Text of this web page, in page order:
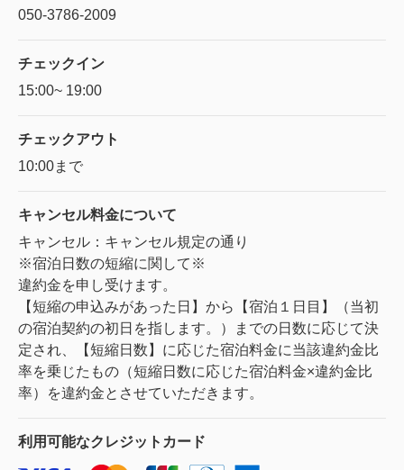
050-3786-2009
チェックイン
15:00~ 19:00
チェックアウト
10:00まで
キャンセル料金について
キャンセル：キャンセル規定の通り
※宿泊日数の短縮に関して※
違約金を申し受けます。
【短縮の申込みがあった日】から【宿泊１日目】（当初
の宿泊契約の初日を指します。）までの日数に応じて決
定され、【短縮日数】に応じた宿泊料金に当該違約金比
率を乗じたもの（短縮日数に応じた宿泊料金×違約金比
率）を違約金とさせていただきます。
利用可能なクレジットカード